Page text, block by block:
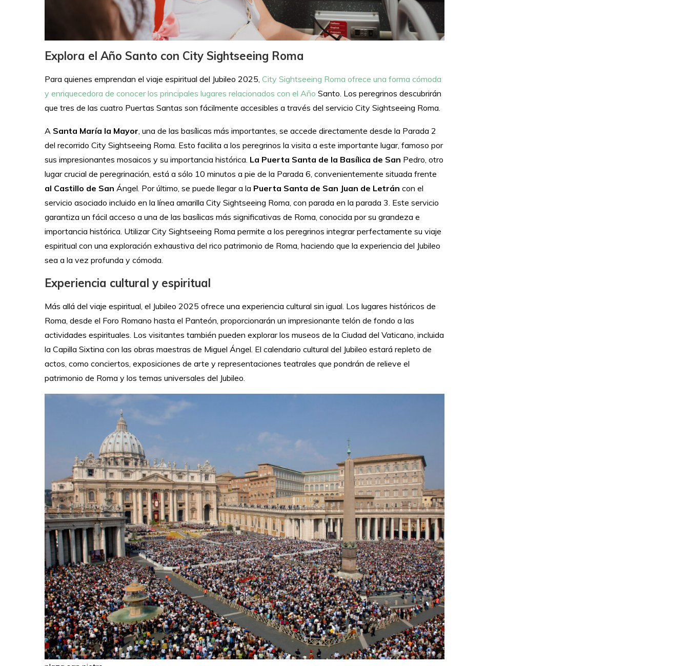
Explora el Año Santo con City Sightseeing Roma
Para quienes emprendan el viaje espiritual del Jubileo 2025, City Sightseeing Roma ofrece una forma cómoda
y enriquecedora de conocer los principales lugares relacionados con el Año Santo. Los peregrinos descubrirán
que tres de las cuatro Puertas Santas son fácilmente accesibles a través del servicio City Sightseeing Roma.
A Santa María la Mayor, una de las basílicas más importantes, se accede directamente desde la Parada 2
del recorrido City Sightseeing Roma. Esto facilita a los peregrinos la visita a este importante lugar, famoso por
sus impresionantes mosaicos y su importancia histórica. La Puerta Santa de la Basílica de San Pedro, otro
lugar crucial de peregrinación, está a sólo 10 minutos a pie de la Parada 6, convenientemente situada frente
al Castillo de San Ángel. Por último, se puede llegar a la Puerta Santa de San Juan de Letrán con el
servicio asociado incluido en la línea amarilla City Sightseeing Roma, con parada en la parada 3. Este servicio
garantiza un fácil acceso a una de las basílicas más significativas de Roma, conocida por su grandeza e
importancia histórica. Utilizar City Sightseeing Roma permite a los peregrinos integrar perfectamente su viaje
espiritual con una exploración exhaustiva del rico patrimonio de Roma, haciendo que la experiencia del Jubileo
sea a la vez profunda y cómoda.
Experiencia cultural y espiritual
Más allá del viaje espiritual, el Jubileo 2025 ofrece una experiencia cultural sin igual. Los lugares históricos de
Roma, desde el Foro Romano hasta el Panteón, proporcionarán un impresionante telón de fondo a las
actividades espirituales. Los visitantes también pueden explorar los museos de la Ciudad del Vaticano, incluida
la Capilla Sixtina con las obras maestras de Miguel Ángel. El calendario cultural del Jubileo estará repleto de
actos, como conciertos, exposiciones de arte y representaciones teatrales que pondrán de relieve el
patrimonio de Roma y los temas universales del Jubileo.